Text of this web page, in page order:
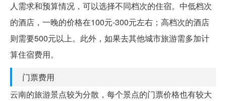
人需求和预算情况，可以选择不同档次的住宿。中低档次
的酒店，一晚的价格在100元-300元左右；高档次的酒店
则需要500元以上。此外，如果去其他城市旅游需多加计
算住宿费用。
门票费用
云南的旅游景点较为分散，每个景点的门票价格也有较大